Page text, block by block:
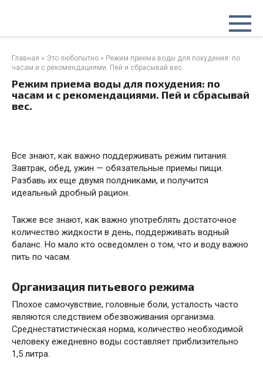
Главная » Это любопытно » Режим приема воды для похудения: по
часам и с рекомендациями. Пей и сбрасывай вес.
Режим приема воды для похудения: по
часам и с рекомендациями. Пей и сбрасывай
вес.
Все знают, как важно поддерживать режим питания.
Завтрак, обед, ужин — обязательные приемы пищи.
Разбавь их еще двумя полдниками, и получится
идеальный дробный рацион.
Также все знают, как важно употреблять достаточное
количество жидкости в день, поддерживать водный
баланс. Но мало кто осведомлен о том, что и воду важно
пить по часам.
Организация питьевого режима
Плохое самочувствие, головные боли, усталость часто
являются следствием обезвоживания организма.
Среднестатистическая норма, количество необходимой
человеку ежедневно воды составляет приблизительно
1,5 литра.